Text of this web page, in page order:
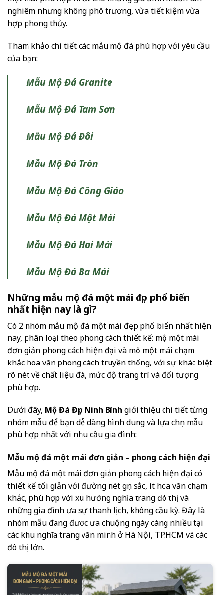
nghiêm nhưng không phô trương, vừa tiết kiệm vừa
hợp phong thủy.
Tham khảo chi tiết các mẫu mộ đá phù hợp với yêu cầu
của bạn:
Mẫu Mộ Đá Granite
Mẫu Mộ Đá Tam Sơn
Mẫu Mộ Đá Đôi
Mẫu Mộ Đá Tròn
Mẫu Mộ Đá Công Giáo
Mẫu Mộ Đá Một Mái
Mẫu Mộ Đá Hai Mái
Mẫu Mộ Đá Ba Mái
Những mẫu mộ đá một mái đẹp phổ biến
nhất hiện nay là gì?
Có 2 nhóm mẫu mộ đá một mái đẹp phổ biến nhất hiện
nay, phân loại theo phong cách thiết kế: mộ một mái
đơn giản phong cách hiện đại và mộ một mái chạm
khắc hoa văn phong cách truyền thống, với sự khác biệt
rõ nét về chất liệu đá, mức độ trang trí và đối tượng
phù hợp.
Dưới đây, Mộ Đá Đẹp Ninh Bình giới thiệu chi tiết từng
nhóm mẫu để bạn dễ dàng hình dung và lựa chọn mẫu
phù hợp nhất với nhu cầu gia đình:
Mẫu mộ đá một mái đơn giản – phong cách hiện đại
Mẫu mộ đá một mái đơn giản phong cách hiện đại có
thiết kế tối giản với đường nét gọn sắc, ít hoa văn chạm
khắc, phù hợp với xu hướng nghĩa trang đô thị và
những gia đình ưa sự thanh lịch, không cầu kỳ. Đây là
nhóm mẫu đang được ưa chuộng ngày càng nhiều tại
các khu nghĩa trang văn minh ở Hà Nội, TP.HCM và các
đô thị lớn.